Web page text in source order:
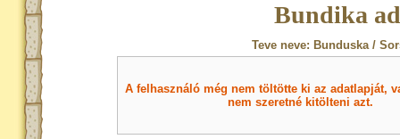
Bundika
Teve neve: Bunduska /
A felhasználó még nem töltötte ki az adatlapját,
nem szeretné kitölteni azt.